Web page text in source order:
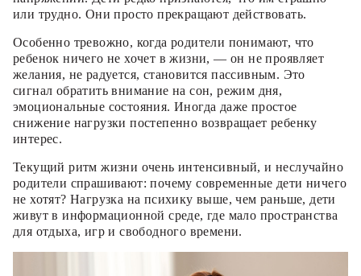
или трудно. Они просто прекращают действовать.
Особенно тревожно, когда родители понимают, что
ребенок ничего не хочет в жизни, — он не проявляет
желания, не радуется, становится пассивным. Это
сигнал обратить внимание на сон, режим дня,
эмоциональные состояния. Иногда даже простое
снижение нагрузки постепенно возвращает ребенку
интерес.
Текущий ритм жизни очень интенсивный, и неслучайно
родители спрашивают: почему современные дети ничего
не хотят? Нагрузка на психику выше, чем раньше, дети
живут в информационной среде, где мало пространства
для отдыха, игр и свободного времени.